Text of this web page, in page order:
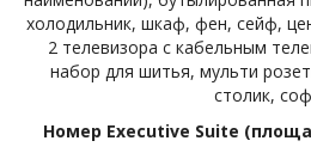
холодильник, шкаф, фен, сейф,
2 телевизора с кабельным
набор для шитья, мульти
столик,
Номер Executive Suite